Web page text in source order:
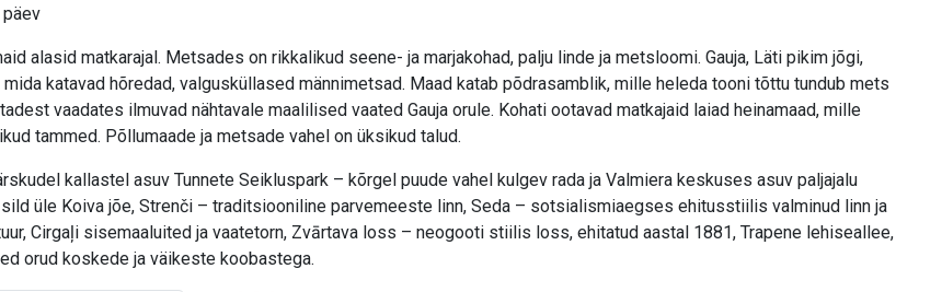
päev
alasid matkarajal. Metsades on rikkalikud seene- ja marjakohad, palju linde ja metsloomi. Gauja, Läti pikim jõgi,
katavad hõredad, valgusküllased männimetsad. Maad katab põdrasamblik, mille heleda tooni tõttu tundub mets
vaadates ilmuvad nähtavale maalilised vaated Gauja orule. Kohati ootavad matkajaid laiad heinamaad, mille
tammed. Põllumaade ja metsade vahel on üksikud talud.
kallastel asuv Tunnete Seikluspark – kõrgel puude vahel kulgev rada ja Valmiera keskuses asuv paljajalu
üle Koiva jõe, Strenči – traditsiooniline parvemeeste linn, Seda – sotsialismiaegses ehitusstiilis valminud linn ja
Cirgaļi sisemaaluited ja vaatetorn, Zvārtava loss – neogooti stiilis loss, ehitatud aastal 1881, Trapene lehiseallee,
orud koskede ja väikeste koobastega.